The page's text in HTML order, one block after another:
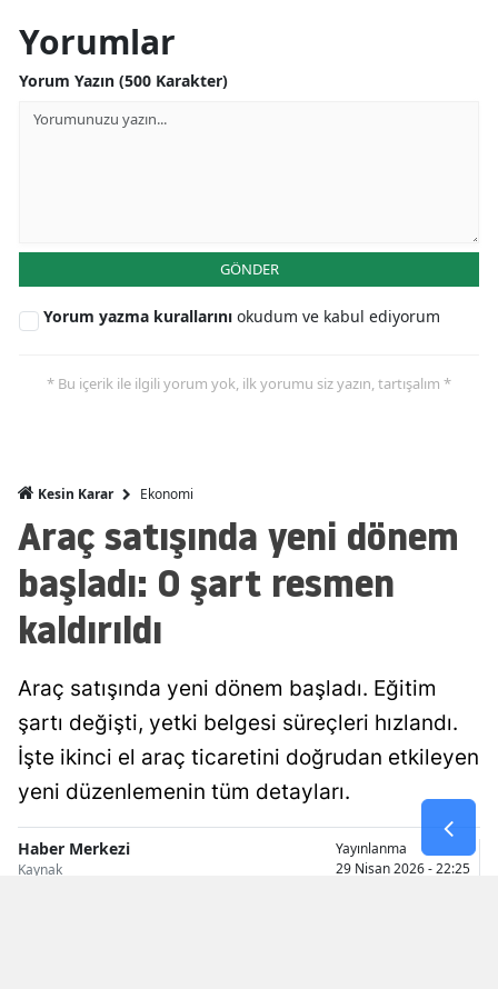
Kayseri
Kocaeli
Malatya
Manisa
Muş
Nevşehir
Niğde
Yorumlar
Yorum Yazın (500 Karakter)
GÖNDER
Yorum yazma kurallarını okudum ve kabul ediyorum
* Bu içerik ile ilgili yorum yok, ilk yorumu siz yazın, tartışalım *
Kesin Karar Ekonomi
Araç satışında yeni dönem
başladı: O şart resmen
kaldırıldı
Araç satışında yeni dönem başladı. Eğitim
şartı değişti, yetki belgesi süreçleri hızlandı.
İşte ikinci el araç ticaretini doğrudan etkileyen
yeni düzenlemenin tüm detayları.
Haber Merkezi
Kaynak
Yayınlanma
29 Nisan 2026 - 22:25